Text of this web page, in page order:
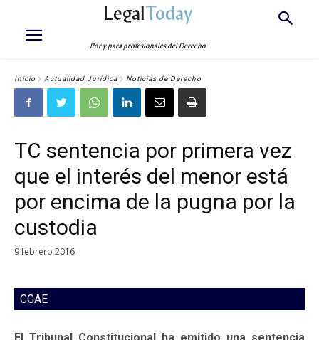
LegalToday
Por y para profesionales del Derecho
Inicio Actualidad Jurídica Noticias de Derecho
TC sentencia por primera vez
que el interés del menor está
por encima de la pugna por la
custodia
9 febrero 2016
CGAE